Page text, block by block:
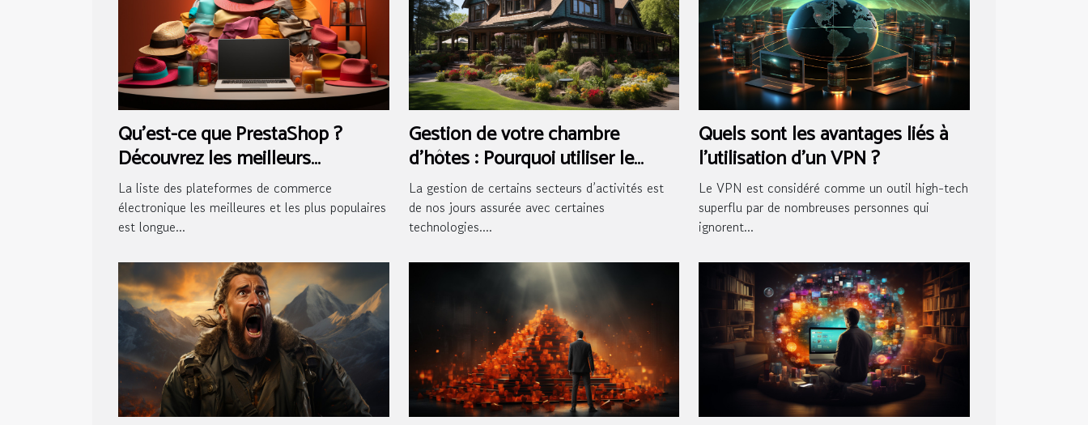
Qu'est-ce que PrestaShop ?
Découvrez les meilleurs
avantages de cette solution
La liste des plateformes de commerce
électronique les meilleures et les plus populaires
est longue...
Gestion de votre chambre
d’hôtes : Pourquoi utiliser le
logiciel pour maisons d’hôtes ?
La gestion de certains secteurs d’activités est
de nos jours assurée avec certaines
technologies....
Quels sont les avantages liés à
l’utilisation d’un VPN ?
Le VPN est considéré comme un outil high-tech
superflu par de nombreuses personnes qui
ignorent...